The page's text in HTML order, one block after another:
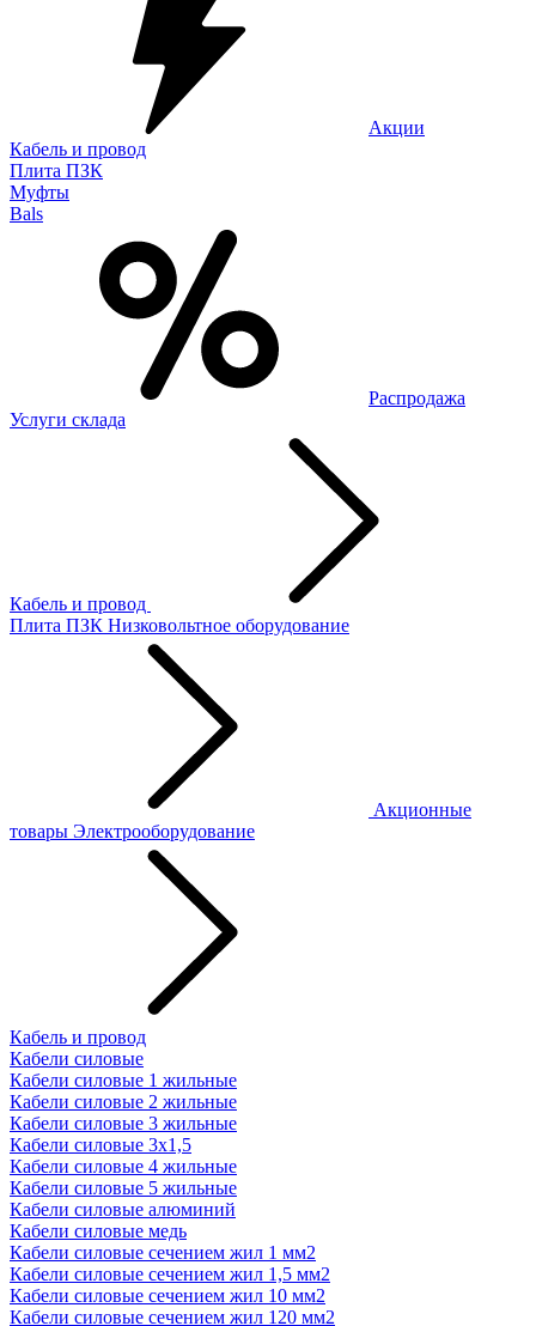
Акции
Кабель и провод
Плита ПЗК
Муфты
Bals
Распродажа
Услуги склада
Кабель и провод
Плита ПЗК Низковольтное оборудование
Акционные
товары Электрооборудование
Кабель и провод
Кабели силовые
Кабели силовые 1 жильные
Кабели силовые 2 жильные
Кабели силовые 3 жильные
Кабели силовые 3х1,5
Кабели силовые 4 жильные
Кабели силовые 5 жильные
Кабели силовые алюминий
Кабели силовые медь
Кабели силовые сечением жил 1 мм2
Кабели силовые сечением жил 1,5 мм2
Кабели силовые сечением жил 10 мм2
Кабели силовые сечением жил 120 мм2